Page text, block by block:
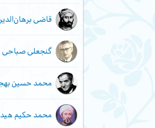
قاضی
گنجعلی صباحی
محمد حسین
محمد حکیم